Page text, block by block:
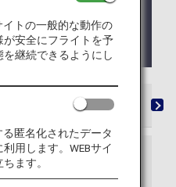
アシアナ航空との提携終了
い。
事後登録 マ
航空会社
イトの一般的な動作の
安全にフライトを予
継続できるようにし
匿名化されたデータ
用します。WEBサイ
ます。